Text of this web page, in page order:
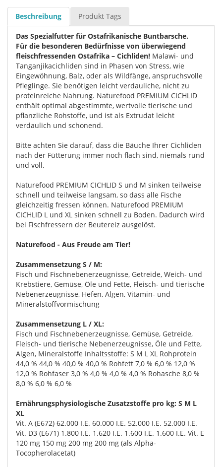
Beschreibung Produkt Tags
Das Spezialfutter für Ostafrikanische Buntbarsche.
Für die besonderen Bedürfnisse von überwiegend
fleischfressenden Ostafrika – Cichliden! Malawi- und
Tanganjikacichliden sind in Phasen von Stress, wie
Eingewöhnung, Balz, oder als Wildfänge, anspruchsvolle
Pfleglinge. Sie benötigen leicht verdauliche, nicht zu
proteinreiche Nahrung. Naturefood PREMIUM CICHLID
enthält optimal abgestimmte, wertvolle tierische und
pflanzliche Rohstoffe, und ist als Extrudat leicht
verdaulich und schonend.
Bitte achten Sie darauf, dass die Bäuche Ihrer Cichliden
nach der Fütterung immer noch flach sind, niemals rund
und voll.
Naturefood PREMIUM CICHLID S und M sinken teilweise
schnell und teilweise langsam, so dass alle Fische
gleichzeitig fressen können. Naturefood PREMIUM
CICHLID L und XL sinken schnell zu Boden. Dadurch wird
bei Fischfressern der Beutereiz ausgelöst.
Naturefood - Aus Freude am Tier!
Zusammensetzung S / M:
Fisch und Fischnebenerzeugnisse, Getreide, Weich- und
Krebstiere, Gemüse, Öle und Fette, Fleisch- und tierische
Nebenerzeugnisse, Hefen, Algen, Vitamin- und
Mineralstoffvormischung
Zusammensetzung L / XL:
Fisch und Fischnebenerzeugnisse, Gemüse, Getreide,
Fleisch- und tierische Nebenerzeugnisse, Öle und Fette,
Algen, Mineralstoffe Inhaltsstoffe: S M L XL Rohprotein
44,0 % 44,0 % 40,0 % 40,0 % Rohfett 7,0 % 6,0 % 12,0 %
12,0 % Rohfaser 3,0 % 4,0 % 4,0 % 4,0 % Rohasche 8,0 %
8,0 % 6,0 % 6,0 %
Ernährungsphysiologische Zusatzstoffe pro kg: S M L
XL
Vit. A (E672) 62.000 I.E. 60.000 I.E. 52.000 I.E. 52.000 I.E.
Vit. D3 (E671) 1.800 I.E. 1.620 I.E. 1.600 I.E. 1.600 I.E. Vit. E
120 mg 150 mg 200 mg 200 mg (als Alpha-
Tocopherolacetat)